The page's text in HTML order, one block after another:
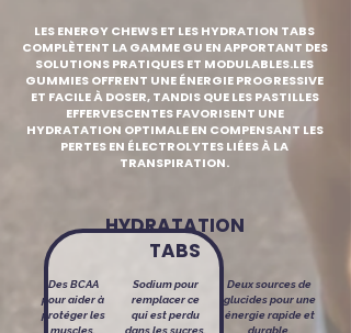
LES ENERGY CHEWS ET LES HYDRATION TABS
COMPLÈTENT LA GAMME GU EN APPORTANT DES
SOLUTIONS PRATIQUES ET MODULABLES.LES
GUMMIES OFFRENT UNE ÉNERGIE PROGRESSIVE
ET FACILE À DOSER, TANDIS QUE LES PASTILLES
EFFERVESCENTES FAVORISENT UNE
HYDRATATION OPTIMALE EN COMPENSANT LES
PERTES EN ÉLECTROLYTES LIÉES À LA
TRANSPIRATION.
Deux sources de
glucides pour une
énergie rapide et
durable.
Des BCAA
pour aider à
protéger les
muscles.
Sodium pour
remplacer ce
qui est perdu
dans les sucres.
HYDRATATION
TABS